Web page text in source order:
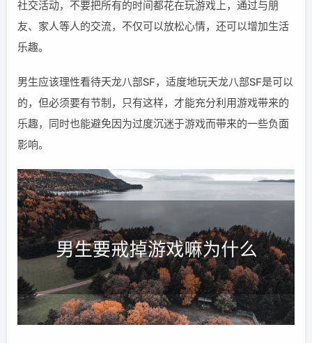
社交活动，不要把所有的时间都花在玩游戏上，通过与朋
友、家人等人的交流，不仅可以放松心情，还可以增加生活
乐趣。
男生应该理性看待天龙八部SF，适度地玩天龙八部SF是可以
的，但必须要有节制，只有这样，才能充分利用游戏带来的
乐趣，同时也能避免因为过度沉迷于游戏而带来的一些负面
影响。